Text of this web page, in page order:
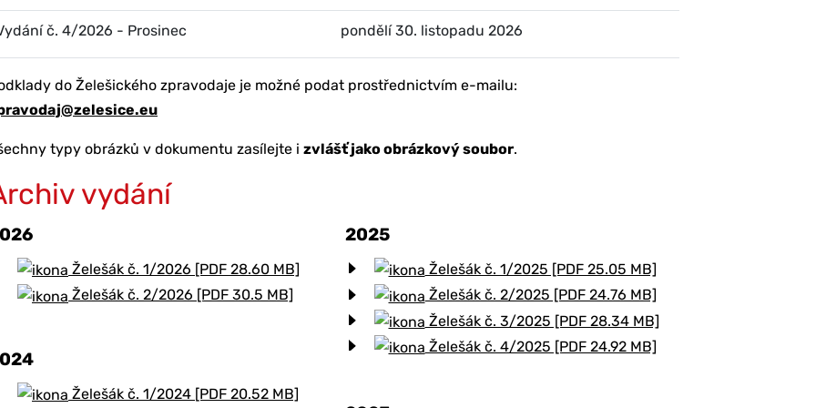
č. 4/2026 - Prosinec pondělí 30. listopadu 2026
do Želešického zpravodaje je možné podat prostřednictvím e-mailu:
typy obrázků v dokumentu zasílejte i zvlášť jako obrázkový soubor.
vydání
Želešák č. 1/2026 [PDF 28.60 MB]
Želešák č. 2/2026 [PDF 30.5 MB]
Želešák č. 1/2024 [PDF 20.52 MB]
2025
Želešák č. 1/2025 [PDF 25.05 MB]
Želešák č. 2/2025 [PDF 24.76 MB]
Želešák č. 3/2025 [PDF 28.34 MB]
Želešák č. 4/2025 [PDF 24.92 MB]